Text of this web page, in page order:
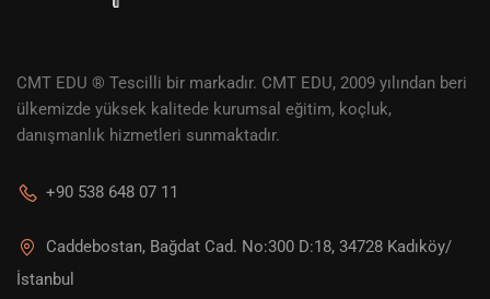
CMT EDU ® Tescilli bir markadır. CMT EDU, 2009 yılından beri
ülkemizde yüksek kalitede kurumsal eğitim, koçluk,
danışmanlık hizmetleri sunmaktadır.
+90 538 648 07 11
Caddebostan, Bağdat Cad. No:300 D:18, 34728 Kadıköy/
İstanbul